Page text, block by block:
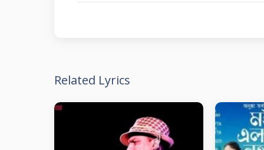
Related Lyrics